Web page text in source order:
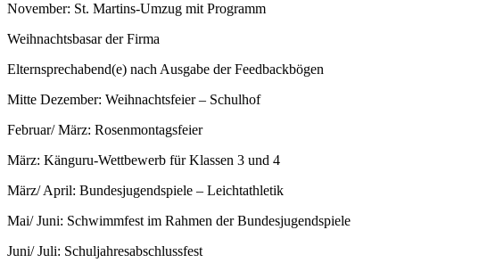
November: St. Martins-Umzug mit Programm
Weihnachtsbasar der Firma
Elternsprechabend(e) nach Ausgabe der Feedbackbögen
Mitte Dezember: Weihnachtsfeier – Schulhof
Februar/ März: Rosenmontagsfeier
März: Känguru-Wettbewerb für Klassen 3 und 4
März/ April: Bundesjugendspiele – Leichtathletik
Mai/ Juni: Schwimmfest im Rahmen der Bundesjugendspiele
Juni/ Juli: Schuljahresabschlussfest